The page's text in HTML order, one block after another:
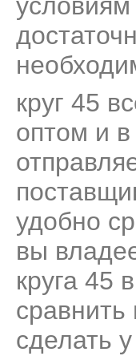
условиям
круг 45
оптом и
удобно
вы
круга 45
сделать